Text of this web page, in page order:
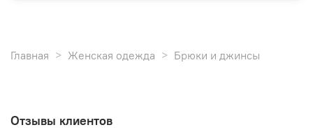
Главная Женская одежда Брюки и джинсы
Отзывы клиентов